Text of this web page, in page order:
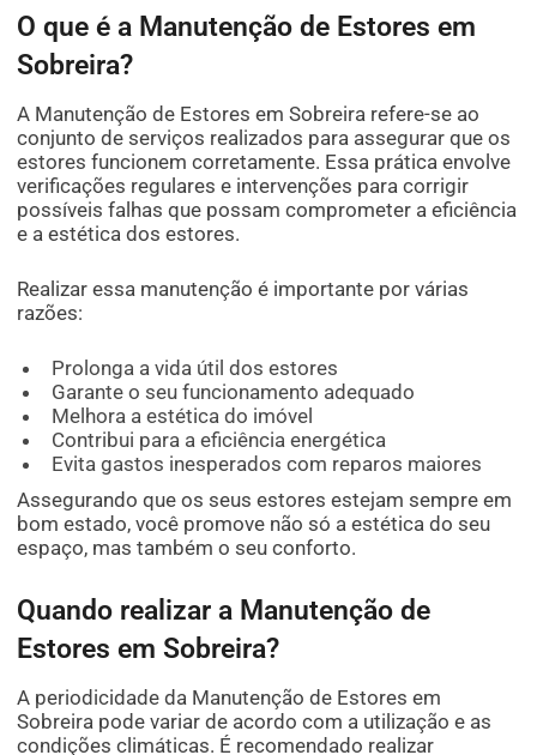
O que é a Manutenção de Estores em
Sobreira?
A Manutenção de Estores em Sobreira refere-se ao
conjunto de serviços realizados para assegurar que os
estores funcionem corretamente. Essa prática envolve
verificações regulares e intervenções para corrigir
possíveis falhas que possam comprometer a eficiência
e a estética dos estores.
Realizar essa manutenção é importante por várias
razões:
Prolonga a vida útil dos estores
Garante o seu funcionamento adequado
Melhora a estética do imóvel
Contribui para a eficiência energética
Evita gastos inesperados com reparos maiores
Assegurando que os seus estores estejam sempre em
bom estado, você promove não só a estética do seu
espaço, mas também o seu conforto.
Quando realizar a Manutenção de
Estores em Sobreira?
A periodicidade da Manutenção de Estores em
Sobreira pode variar de acordo com a utilização e as
condições climáticas. É recomendado realizar